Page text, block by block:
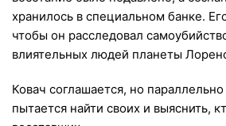
хранилось в специальном банке.
чтобы он расследовал
влиятельных людей планеты
Ковач соглашается, но
пытается найти своих и выяснить,